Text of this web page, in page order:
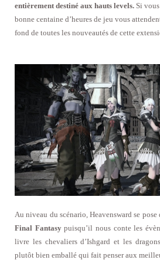
entièrement destiné aux hauts levels. Si
bonne centaine d’heures de jeu vous
fond de toutes les nouveautés de cette
Au niveau du scénario, Heavensward se pose
Final Fantasypuisqu’il nous conte les
livre les chevaliers d’Ishgard et les
plutôt bien emballé qui fait penser aux